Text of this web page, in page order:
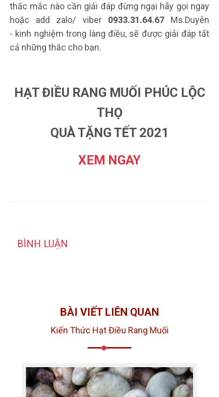
thắc mắc nào cần giải đáp đừng ngại hãy gọi ngay
hoặc add zalo/ viber 0933.31.64.67 Ms.Duyên
- kinh nghiệm trong làng điều, sẽ được giải đáp tất
cả những thắc cho bạn.
HẠT ĐIỀU RANG MUỐI PHÚC LỘC
THỌ
QUÀ TẶNG TẾT 2021
XEM NGAY
BÌNH LUẬN
BÀI VIẾT LIÊN QUAN
Kiến Thức Hạt Điều Rang Muối